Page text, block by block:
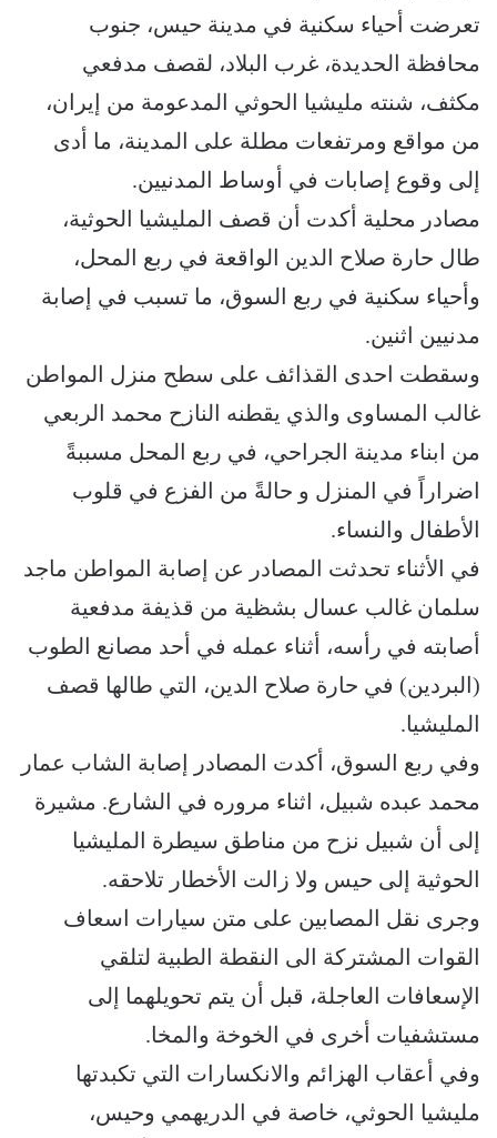
تعرضت أحياء سكنية في مدينة حيس، جنوب
محافظة الحديدة، غرب البلاد، لقصف مدفعي
مكثف، شنته مليشيا الحوثي المدعومة من إيران،
من مواقع ومرتفعات مطلة على المدينة، ما أدى
إلى وقوع إصابات في أوساط المدنيين.
مصادر محلية أكدت أن قصف المليشيا الحوثية،
طال حارة صلاح الدين الواقعة في ربع المحل،
وأحياء سكنية في ربع السوق، ما تسبب في إصابة
مدنيين اثنين.
وسقطت احدى القذائف على سطح منزل المواطن
غالب المساوى والذي يقطنه النازح محمد الربعي
من ابناء مدينة الجراحي، في ربع المحل مسببةً
اضراراً في المنزل و حالةً من الفزع في قلوب
الأطفال والنساء.
في الأثناء تحدثت المصادر عن إصابة المواطن ماجد
سلمان غالب عسال بشظية من قذيفة مدفعية
أصابته في رأسه، أثناء عمله في أحد مصانع الطوب
(البردين) في حارة صلاح الدين، التي طالها قصف
المليشيا.
وفي ربع السوق، أكدت المصادر إصابة الشاب عمار
محمد عبده شبيل، اثناء مروره في الشارع. مشيرة
إلى أن شبيل نزح من مناطق سيطرة المليشيا
الحوثية إلى حيس ولا زالت الأخطار تلاحقه.
وجرى نقل المصابين على متن سيارات اسعاف
القوات المشتركة الى النقطة الطبية لتلقي
الإسعافات العاجلة، قبل أن يتم تحويلهما إلى
مستشفيات أخرى في الخوخة والمخا.
وفي أعقاب الهزائم والانكسارات التي تكبدتها
مليشيا الحوثي، خاصة في الدريهمي وحيس،